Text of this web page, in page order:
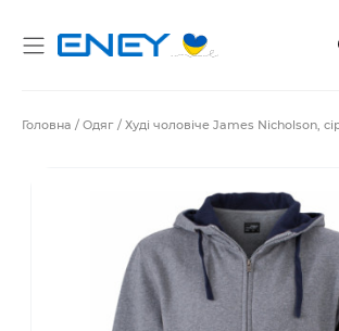
Головна Одяг Худі чоловіче James Nicholson,